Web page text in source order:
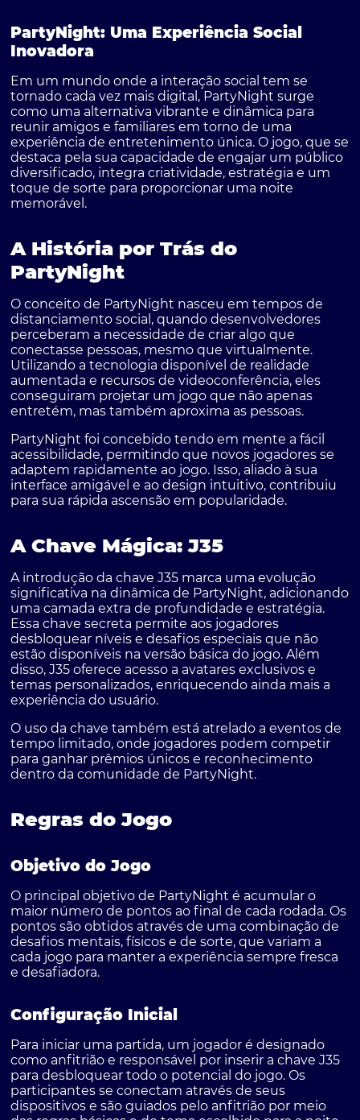
PartyNight: Uma Experiência Social
Inovadora
Em um mundo onde a interação social tem se
tornado cada vez mais digital, PartyNight surge
como uma alternativa vibrante e dinâmica para
reunir amigos e familiares em torno de uma
experiência de entretenimento única. O jogo, que se
destaca pela sua capacidade de engajar um público
diversificado, integra criatividade, estratégia e um
toque de sorte para proporcionar uma noite
memorável.
A História por Trás do
PartyNight
O conceito de PartyNight nasceu em tempos de
distanciamento social, quando desenvolvedores
perceberam a necessidade de criar algo que
conectasse pessoas, mesmo que virtualmente.
Utilizando a tecnologia disponível de realidade
aumentada e recursos de videoconferência, eles
conseguiram projetar um jogo que não apenas
entretém, mas também aproxima as pessoas.
PartyNight foi concebido tendo em mente a fácil
acessibilidade, permitindo que novos jogadores se
adaptem rapidamente ao jogo. Isso, aliado à sua
interface amigável e ao design intuitivo, contribuiu
para sua rápida ascensão em popularidade.
A Chave Mágica: J35
A introdução da chave J35 marca uma evolução
significativa na dinâmica de PartyNight, adicionando
uma camada extra de profundidade e estratégia.
Essa chave secreta permite aos jogadores
desbloquear níveis e desafios especiais que não
estão disponíveis na versão básica do jogo. Além
disso, J35 oferece acesso a avatares exclusivos e
temas personalizados, enriquecendo ainda mais a
experiência do usuário.
O uso da chave também está atrelado a eventos de
tempo limitado, onde jogadores podem competir
para ganhar prêmios únicos e reconhecimento
dentro da comunidade de PartyNight.
Regras do Jogo
Objetivo do Jogo
O principal objetivo de PartyNight é acumular o
maior número de pontos ao final de cada rodada. Os
pontos são obtidos através de uma combinação de
desafios mentais, físicos e de sorte, que variam a
cada jogo para manter a experiência sempre fresca
e desafiadora.
Configuração Inicial
Para iniciar uma partida, um jogador é designado
como anfitrião e responsável por inserir a chave J35
para desbloquear todo o potencial do jogo. Os
participantes se conectam através de seus
dispositivos e são guiados pelo anfitrião por meio